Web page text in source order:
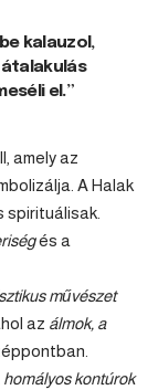
kalauzol,
el.”
amely az
A Halak
spirituálisak.
és a
művészet
az álmok, a
homályos kontúrok